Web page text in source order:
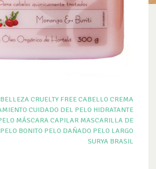
BELLEZA CRUELTY FREECABELLO CREMA
CUIDADO DEL PELO HIDRATANTE
MÁSCARA CAPILAR MASCARILLA DE
PELO BONITO PELO DAÑADO PELO LARGO
SURYA BRASIL